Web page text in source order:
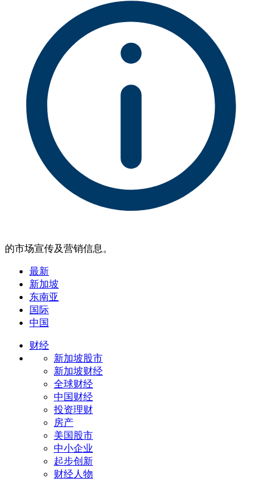
的市场宣传及营销信息。
最新
新加坡
东南亚
国际
中国
财经
新加坡股市
新加坡财经
全球财经
中国财经
投资理财
房产
美国股市
中小企业
起步创新
财经人物